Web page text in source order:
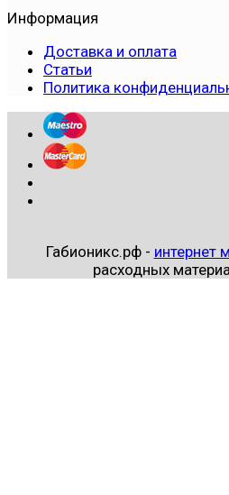
Информация
Доставка и оплата
Статьи
Политика
Габионикс.рф - интернет
расходных